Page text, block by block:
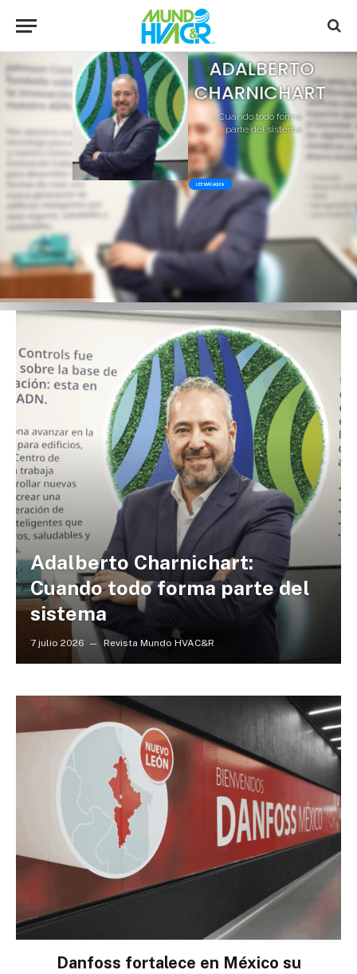
ADALBERTO
CHARNICHART
Cuando todo forma
parte del sistema
LEE MÁS AQUI
Adalberto Charnichart:
Cuando todo forma parte del
sistema
7 julio 2026 Revista Mundo HVAC&R
Danfoss fortalece en México su